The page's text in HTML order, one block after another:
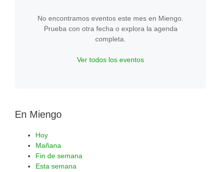
No encontramos eventos este mes en Miengo.
Prueba con otra fecha o explora la agenda
completa.
Ver todos los eventos
En Miengo
Hoy
Mañana
Fin de semana
Esta semana